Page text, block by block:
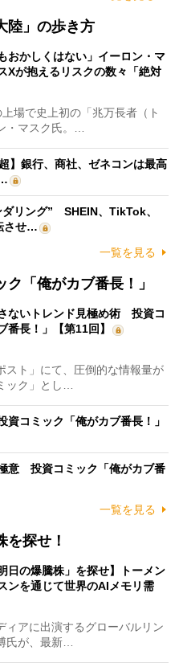
陸」の歩き方
おかしくはない」イーロン・マ
Xが抱えるリスクの数々「絶対
場で史上初の「兆万長者（ト
・マスク氏。…
】銀行、商社、ゼネコンは最高
リング” SHEIN、TikTok、
させ…
一覧を見る
「俺がカブ番長！」
ないトレンド見極め術 投資コ
番長！」【第11回】
ト」にて、圧倒的な情報量が
ック」とし…
コミック「俺がカブ番長！」
意 投資コミック「俺がカブ番
一覧を見る
を探せ！
日の爆騰株」を探せ】トーメン
ンを通じて世界のAIメモリ需
アに出演するグローバルリン
氏が、最新…